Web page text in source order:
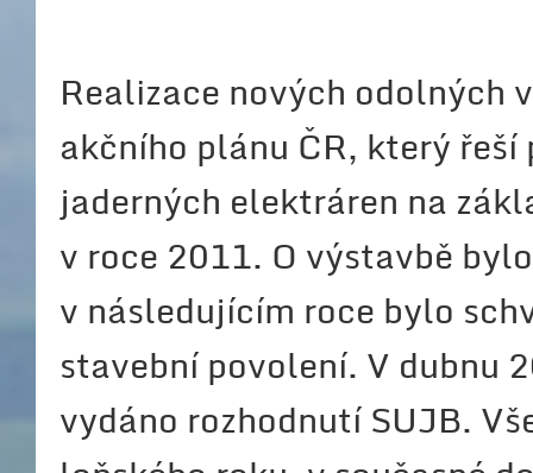
Realizace nových odolných
akčního plánu ČR, který
jaderných elektráren na
v roce 2011. O výstavbě
v následujícím roce bylo
stavební povolení. V dubnu
vydáno rozhodnutí SUJB.